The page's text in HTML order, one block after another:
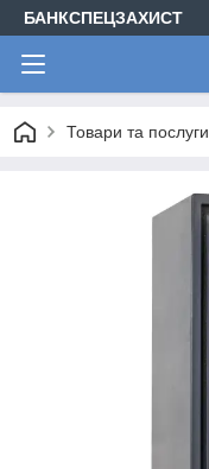
БАНКСПЕЦЗАХИСТ
Товари та послуги